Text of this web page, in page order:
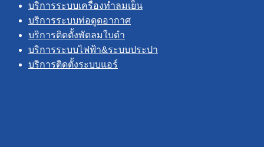
บริการระบบเครื่องทำลมเย็น
บริการระบบท่อดูดอากาศ
บริการติดตั้งพัดลมใบดำ
บริการระบบไฟฟ้า&ระบบประปา
บริการติดตั้งระบบแอร์